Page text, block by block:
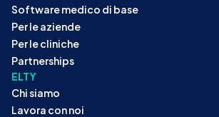
Software medico di base
Per le aziende
Per le cliniche
Partnerships
ELTY
Chi siamo
Lavora con noi